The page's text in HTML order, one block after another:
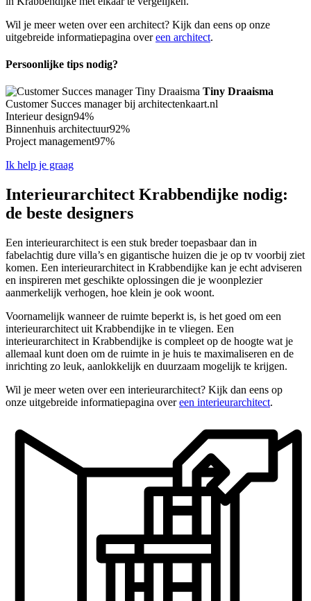
Wil je meer weten over een architect? Kijk dan eens op onze
uitgebreide informatiepagina overeen architect.
Persoonlijke tips nodig?
Tiny Draaisma
Customer Succes manager bij architectenkaart.nl
Interieur design94%
Binnenhuis architectuur92%
Project management97%
Ik help je graag
Interieurarchitect Krabbendijke nodig:
de beste designers
Een interieurarchitect is een stuk breder toepasbaar dan in
fabelachtig dure villa’s en gigantische huizen die je op tv voorbij ziet
komen. Een interieurarchitect in Krabbendijke kan je echt adviseren
en inspireren met geschikte oplossingen die je woonplezier
aanmerkelijk verhogen, hoe klein je ook woont.
Voornamelijk wanneer de ruimte beperkt is, is het goed om een
interieurarchitect uit Krabbendijke in te vliegen. Een
interieurarchitect in Krabbendijke is compleet op de hoogte wat je
allemaal kunt doen om de ruimte in je huis te maximaliseren en de
inrichting zo leuk, aanlokkelijk en duurzaam mogelijk te krijgen.
Wil je meer weten over een interieurarchitect? Kijk dan eens op
onze uitgebreide informatiepagina overeen interieurarchitect.